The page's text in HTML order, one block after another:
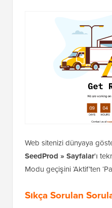
Bakım sayfanızı
düğmesine tıklayabilirsiniz.
Demo web sitemizde